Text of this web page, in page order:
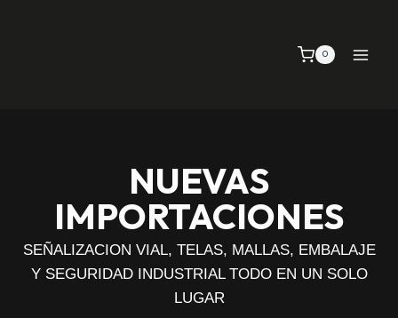
0
NUEVAS
IMPORTACIONES
SEÑALIZACION VIAL, TELAS, MALLAS, EMBALAJE
Y SEGURIDAD INDUSTRIAL TODO EN UN SOLO
LUGAR